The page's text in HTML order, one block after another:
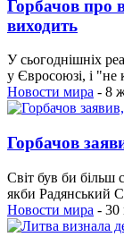
Горбачов про
виходить
У сьогоднішніх
у Євросоюзі, і "не
Новости мира - 8
Горбачов
Світ був би більш
якби Радянський
Новости мира - 30